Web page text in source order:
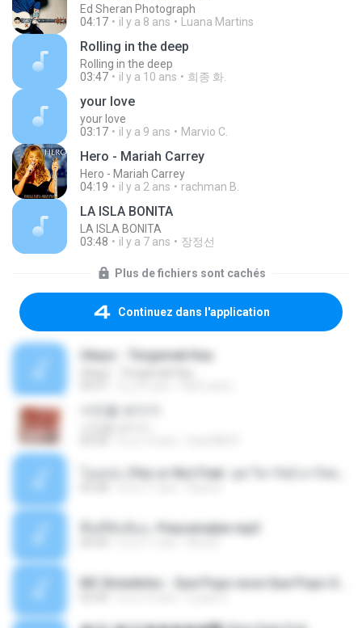
Ed Sheran Photograph
04:17
il y a 8 ans Luana Martins
Rolling in the deep
Rolling in the deep
03:47
il y a 10 ans 희종 화.
your love
your love
03:17
il y a 9 ans Marvio C.
Hero - Mariah Carrey
Hero - Mariah Carrey
04:19
il y a 2 ans rachman B.
LA ISLA BONITA
LA ISLA BONITA
03:48
il y a 7 ans 장정선
Plus de fichiers sont cachés
Continuez dans l'application
Ukays - Tergamak Kau
사진을 보다가
พื้นที่ซับซ้อน -Peacemaker.mp3